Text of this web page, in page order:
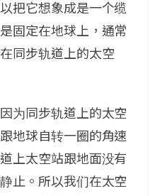
把它想象成是一个缆
固定在地球上，通常
同步轨道上的太空
为同步轨道上的太空
地球自转一圈的角速
上太空站跟地面没有
止。所以我们在太空